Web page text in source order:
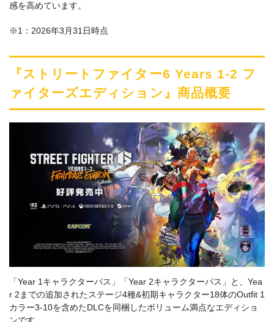
感を高めています。
※1：2026年3月31日時点
『ストリートファイター6 Years 1-2 フ
ァイターズエディション』商品概要
「Year 1キャラクターパス」「Year 2キャラクターパス」と、Yea
r 2までの追加されたステージ4種&初期キャラクター18体のOutfit 1
カラー3-10を含めたDLCを同梱したボリューム満点なエディショ
ンです。